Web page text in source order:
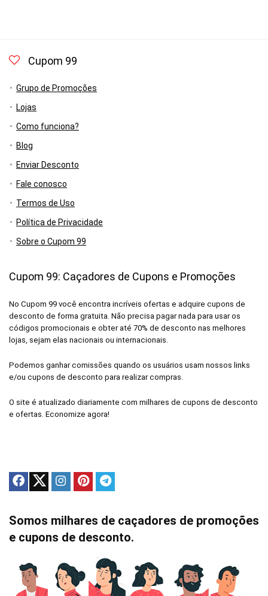
Cupom 99
Grupo de Promoções
Lojas
Como funciona?
Blog
Enviar Desconto
Fale conosco
Termos de Uso
Política de Privacidade
Sobre o Cupom 99
Cupom 99: Caçadores de Cupons e Promoções
No Cupom 99 você encontra incríveis ofertas e adquire cupons de
desconto de forma gratuita. Não precisa pagar nada para usar os
códigos promocionais e obter até 70% de desconto nas melhores
lojas, sejam elas nacionais ou internacionais.
Podemos ganhar comissões quando os usuários usam nossos links
e/ou cupons de desconto para realizar compras.
O site é atualizado diariamente com milhares de cupons de desconto
e ofertas. Economize agora!
Somos milhares de caçadores de promoções
e cupons de desconto.